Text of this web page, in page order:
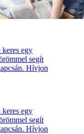
keres egy
segít
Hívjon
keres egy
segít
Hívjon